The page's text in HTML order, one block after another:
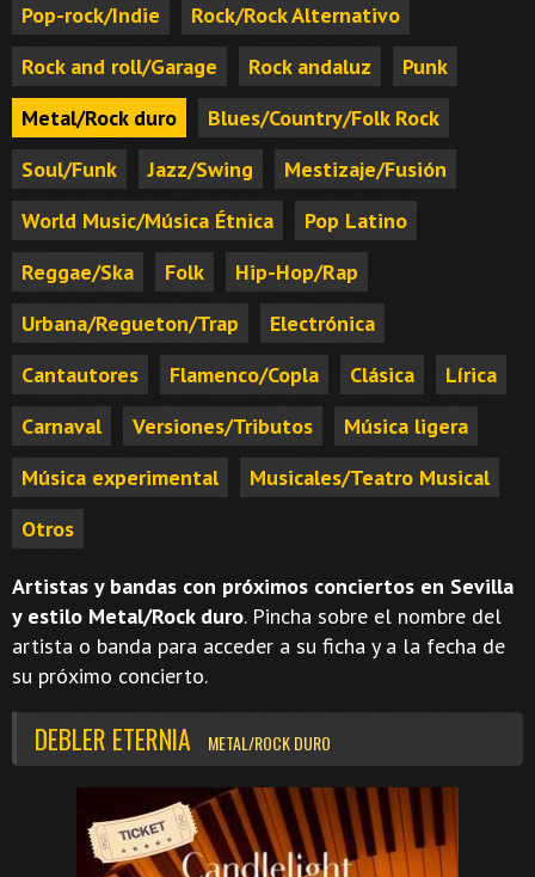
Pop-rock/Indie
Rock/Rock Alternativo
Rock and roll/Garage
Rock andaluz
Punk
Metal/Rock duro
Blues/Country/Folk Rock
Soul/Funk
Jazz/Swing
Mestizaje/Fusión
World Music/Música Étnica
Pop Latino
Reggae/Ska
Folk
Hip-Hop/Rap
Urbana/Regueton/Trap
Electrónica
Cantautores
Flamenco/Copla Clásica
Lírica
Carnaval
Versiones/Tributos
Música ligera
Música experimental
Musicales/Teatro Musical
Otros
Artistas y bandas con próximos conciertos en Sevilla
y estilo Metal/Rock duro. Pincha sobre el nombre del
artista o banda para acceder a su ficha y a la fecha de
su próximo concierto.
DEBLER ETERNIA METAL/ROCK DURO